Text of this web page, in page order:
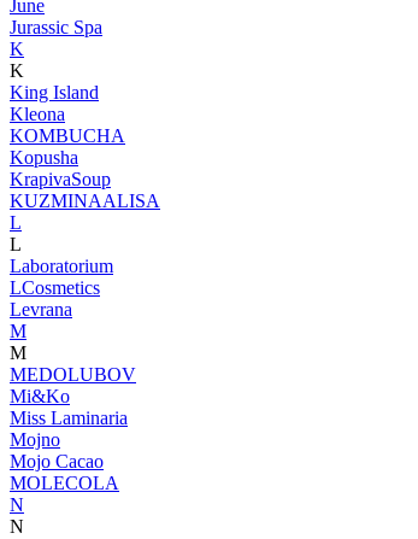
June
Jurassic Spa
K
K
King Island
Kleona
KOMBUCHA
Kopusha
KrapivaSoup
KUZMINAALISA
L
L
Laboratorium
LCosmetics
Levrana
M
M
MEDOLUBOV
Mi&Ko
Miss Laminaria
Mojno
Mojo Cacao
MOLECOLA
N
N